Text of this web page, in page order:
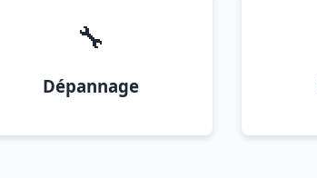
🔧
Dépannage